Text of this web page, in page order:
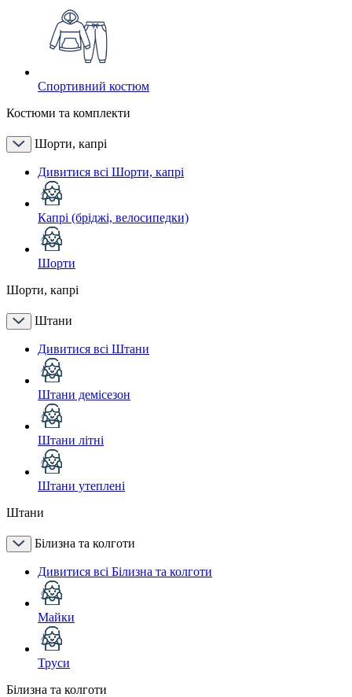
Спортивний костюм
Костюми та комплекти
Шорти, капрі
Дивитися всі Шорти, капрі
Капрі (бріджі, велосипедки)
Шорти
Шорти, капрі
Штани
Дивитися всі Штани
Штани демісезон
Штани літні
Штани утеплені
Штани
Білизна та колготи
Дивитися всі Білизна та колготи
Майки
Труси
Білизна та колготи